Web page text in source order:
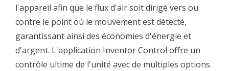
l'appareil afin que le flux d'air soit dirigé vers ou
contre le point où le mouvement est détecté,
garantissant ainsi des économies d'énergie et
d'argent. L'application Inventor Control offre un
contrôle ultime de l'unité avec de multiples options